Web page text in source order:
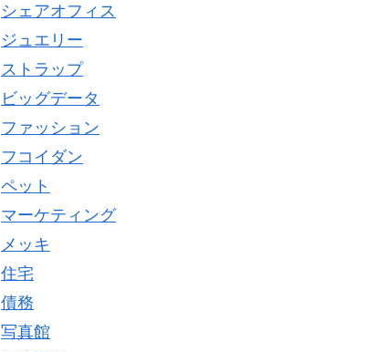
シェアオフィス
ジュエリー
ストラップ
ビッグデータ
ファッション
フコイダン
ペット
マーケティング
メッキ
住宅
債務
写真館